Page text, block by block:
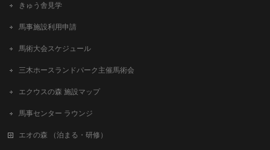
きゅう舎見学
馬事施設利用申請
馬術大会スケジュール
三木ホースランドパーク主催馬術会
エクウスの森 施設マップ
馬事センター ラウンジ
エオの森 （泊まる・研修）